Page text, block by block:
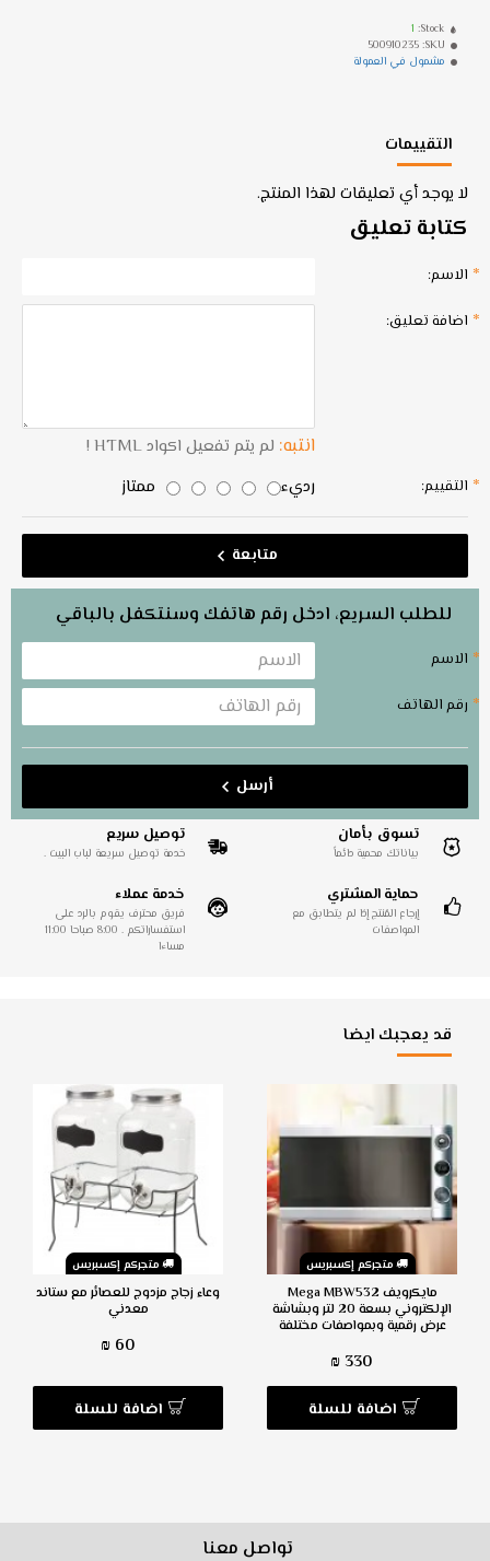
Stock:
1
SKU:
500910235
مشمول في العمولة
التقييمات
لا يوجد أي تعليقات لهذا المنتج.
كتابة تعليق
الاسم:
اضافة تعليق:
انتبه: لم يتم تفعيل اكواد HTML !
التقييم: رديء ممتاز
متابعة
للطلب السريع، ادخل رقم هاتفك وسنتكفل بالباقي
الاسم
رقم الهاتف
أرسل
تسوق بأمان
بياناتك محمية دائماً
توصيل سريع
خدمة توصيل سريعة لباب البيت .
حماية المشتري
إرجاع المُنتج إذا لم يتطابق مع
المواصفات
خدمة عملاء
فريق محترف يقوم بالرد على
استفساراتكم . 8:00 صباحا 11:00
مساءا
قد يعجبك ايضا
متجركم إكسبريس
مايكرويف Mega MBW532
الإلكتروني بسعة 20 لتر وبشاشة
عرض رقمية وبمواصفات مختلفة
330 ₪
اضافة للسلة
متجركم إكسبريس
وعاء زجاج مزدوج للعصائر مع ستاند
معدني
60 ₪
اضافة للسلة
تواصل معنا